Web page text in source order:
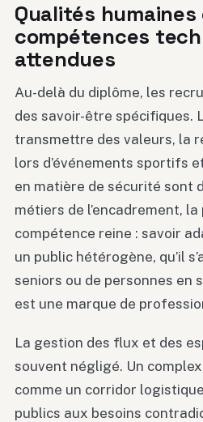
Qualités humaines
compétences
attendues
Au-delà du diplôme, les
des savoir-être spécifiques.
transmettre des valeurs, la
lors d’événements sportifs
en matière de sécurité sont
métiers de l’encadrement, la
compétence reine : savoir
un public hétérogène, qu’il
seniors ou de personnes en
est une marque de
La gestion des flux et des
souvent négligé. Un
comme un corridor
publics aux besoins